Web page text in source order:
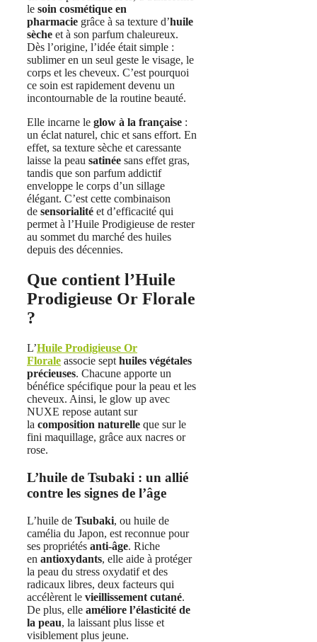
le soin cosmétique en
pharmacie grâce à sa texture d’huile
sèche et à son parfum chaleureux.
Dès l’origine, l’idée était simple :
sublimer en un seul geste le visage, le
corps et les cheveux. C’est pourquoi
ce soin est rapidement devenu un
incontournable de la routine beauté.
Elle incarne le glow à la française :
un éclat naturel, chic et sans effort. En
effet, sa texture sèche et caressante
laisse la peau satinée sans effet gras,
tandis que son parfum addictif
enveloppe le corps d’un sillage
élégant. C’est cette combinaison
de sensorialité et d’efficacité qui
permet à l’Huile Prodigieuse de rester
au sommet du marché des huiles
depuis des décennies.
Que contient l’Huile
Prodigieuse Or Florale
?
L’Huile Prodigieuse Or
Florale associe sept huiles végétales
précieuses. Chacune apporte un
bénéfice spécifique pour la peau et les
cheveux. Ainsi, le glow up avec
NUXE repose autant sur
la composition naturelle que sur le
fini maquillage, grâce aux nacres or
rose.
L’huile de Tsubaki : un allié
contre les signes de l’âge
L’huile de Tsubaki, ou huile de
camélia du Japon, est reconnue pour
ses propriétés anti‑âge. Riche
en antioxydants, elle aide à protéger
la peau du stress oxydatif et des
radicaux libres, deux facteurs qui
accélèrent le vieillissement cutané.
De plus, elle améliore l’élasticité de
la peau, la laissant plus lisse et
visiblement plus jeune.